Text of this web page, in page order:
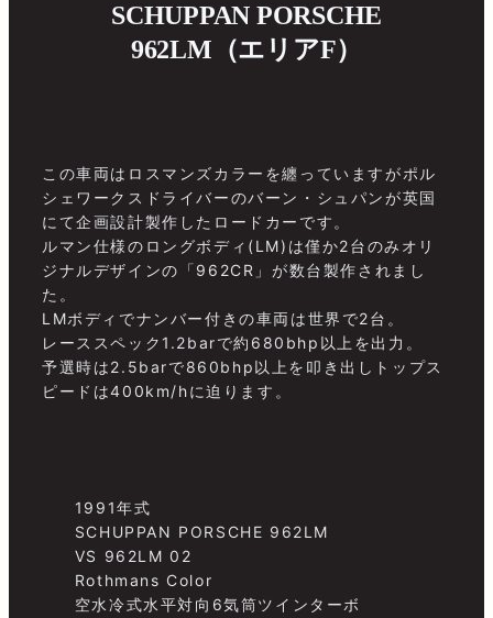
SCHUPPAN PORSCHE
962LM（エリアF）
この車両はロスマンズカラーを纏っていますがポル
シェワークスドライバーのバーン・シュパンが英国
にて企画設計製作したロードカーです。
ルマン仕様のロングボディ(LM)は僅か2台のみオリ
ジナルデザインの「962CR」が数台製作されまし
た。
LMボディでナンバー付きの車両は世界で2台。
レーススペック1.2barで約680bhp以上を出力。
予選時は2.5barで860bhp以上を叩き出しトップス
ピードは400km/hに迫ります。
1991年式
SCHUPPAN PORSCHE 962LM
VS 962LM 02
Rothmans Color
空水冷式水平対向6気筒ツインターボ